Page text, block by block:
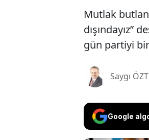
Mutlak butlan
dışındayız”
gün partiyi
Saygı
Google